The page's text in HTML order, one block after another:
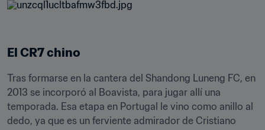
El CR7 chino
Tras formarse en la cantera del Shandong Luneng FC, en
2013 se incorporó al Boavista, para jugar allí una
temporada. Esa etapa en Portugal le vino como anillo al
dedo, ya que es un ferviente admirador de Cristiano